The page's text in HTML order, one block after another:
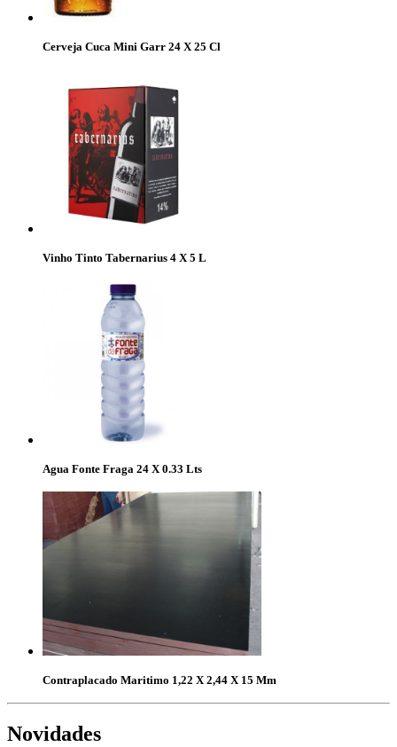
Cerveja Cuca Mini Garr 24 X 25 Cl
Vinho Tinto Tabernarius 4 X 5 L
Agua Fonte Fraga 24 X 0.33 Lts
Contraplacado Maritimo 1,22 X 2,44 X 15 Mm
Novidades